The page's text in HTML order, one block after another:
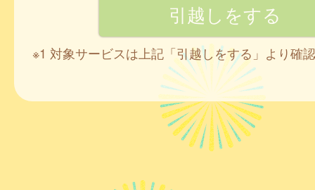
※1 対象サービスは上記「引越しをする」より確